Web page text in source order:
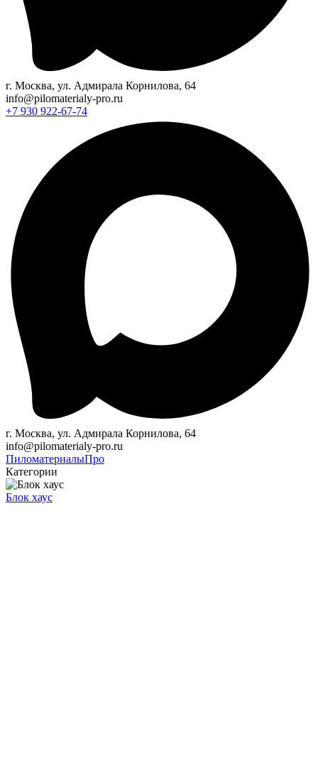
г. Москва, ул. Адмирала Корнилова, 64
info@pilomaterialy-pro.ru
+7 930 922-67-74
г. Москва, ул. Адмирала Корнилова, 64
info@pilomaterialy-pro.ru
ПиломатериалыПро
Категории
Блок хаус